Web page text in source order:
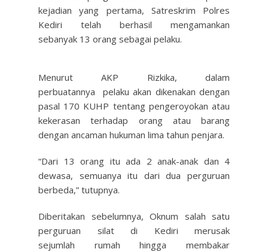
kejadian yang pertama, Satreskrim Polres
Kediri telah berhasil mengamankan
sebanyak 13 orang sebagai pelaku.
Menurut AKP Rizkika, dalam
perbuatannya pelaku akan dikenakan dengan
pasal 170 KUHP tentang pengeroyokan atau
kekerasan terhadap orang atau barang
dengan ancaman hukuman lima tahun penjara.
“Dari 13 orang itu ada 2 anak-anak dan 4
dewasa, semuanya itu dari dua perguruan
berbeda,” tutupnya.
Diberitakan sebelumnya, Oknum salah satu
perguruan silat di Kediri merusak
sejumlah rumah hingga membakar